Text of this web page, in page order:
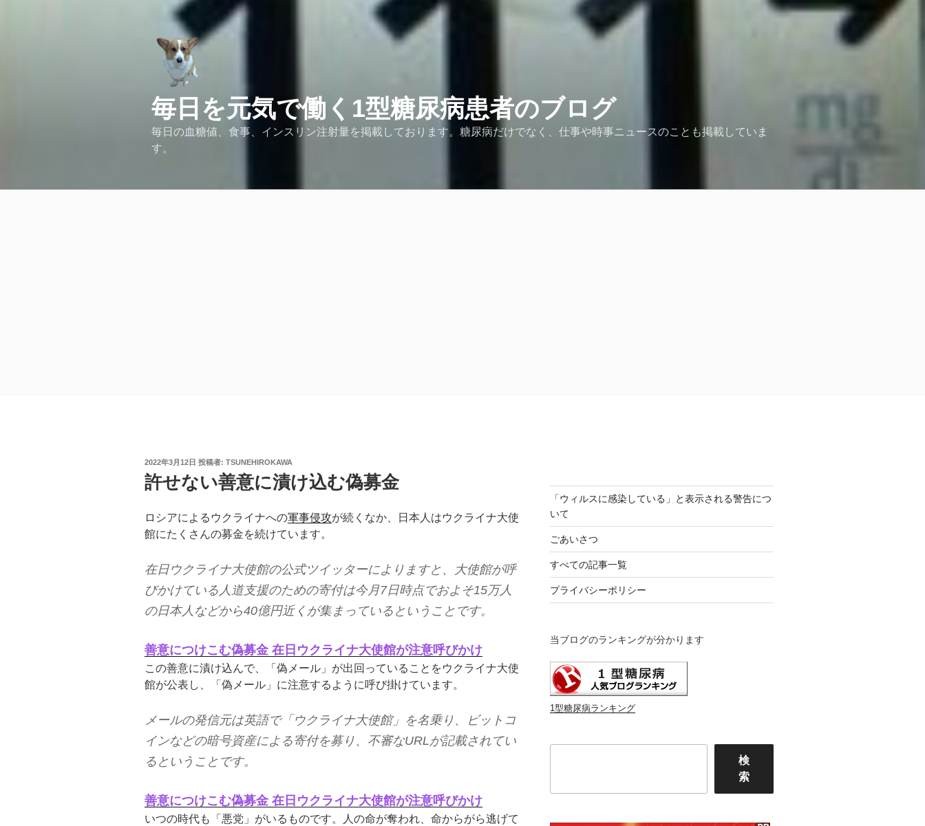
毎日を元気で働く1型糖尿病患者のブログ
毎日の血糖値、食事、インスリン注射量を掲載しております。糖尿病だけでなく、仕事や時事ニュースのことも掲載していま
す。
投
稿
日:
2022年3月12日 投稿者: TSUNEHIROKAWA
許せない善意に漬け込む偽募金
ロシアによるウクライナへの軍事侵攻が続くなか、日本人はウクライナ大使
館にたくさんの募金を続けています。
在日ウクライナ大使館の公式ツイッターによりますと、大使館が呼
びかけている人道支援のための寄付は今月7日時点でおよそ15万人
の日本人などから40億円近くが集まっているということです。
善意につけこむ偽募金 在日ウクライナ大使館が注意呼びかけ
この善意に漬け込んで、「偽メール」が出回っていることをウクライナ大使
館が公表し、「偽メール」に注意するように呼び掛けています。
メールの発信元は英語で「ウクライナ大使館」を名乗り、ビットコ
インなどの暗号資産による寄付を募り、不審なURLが記載されてい
るということです。
善意につけこむ偽募金 在日ウクライナ大使館が注意呼びかけ
いつの時代も「悪党」がいるものです。人の命が奪われ、命からがら逃げて
「ウィルスに感染している」と表示される警告につ
いて
ごあいさつ
すべての記事一覧
プライバシーポリシー
当ブログのランキングが分かります
1型糖尿病ランキング
検
索